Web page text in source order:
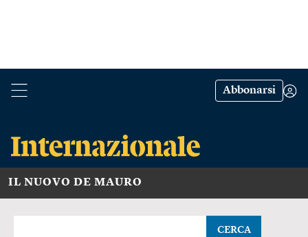
Abbonarsi
IL NUOVO DE MAURO
CERCA